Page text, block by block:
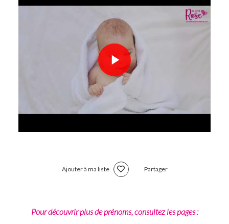
Ajouter à ma liste Partager
Pour découvrir plus de prénoms, consultez les pages :